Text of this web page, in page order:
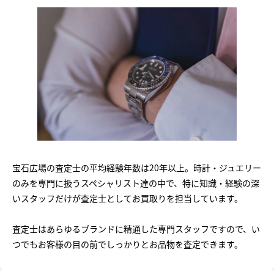
宝石広場の査定士の平均経験年数は20年以上。時計・ジュエリー
のみを専門に扱うスペシャリスト達の中で、特に知識・経験の深
いスタッフだけが査定士としてお買取りを担当しています。
査定士はあらゆるブランドに精通した専門スタッフですので、い
つでもお客様の目の前でしっかりとお品物を査定できます。